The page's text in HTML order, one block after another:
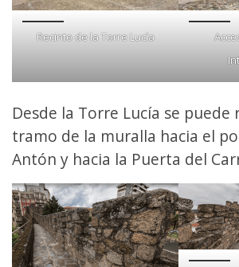
Recinto de la Torre Lucía
Desde la Torre Lucía se puede
tramo de la muralla hacia el
Antón y hacia la Puerta del